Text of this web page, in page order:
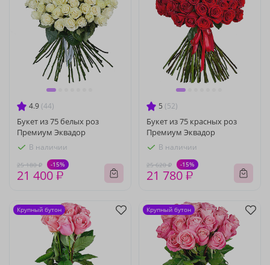
4.9 (44)
Букет из 75 белых роз
Премиум Эквадор
В наличии
25 180 ₽ -15%
21 400 ₽
5 (52)
Букет из 75 красных роз
Премиум Эквадор
В наличии
25 620 ₽ -15%
21 780 ₽
Крупный бутон Крупный бутон